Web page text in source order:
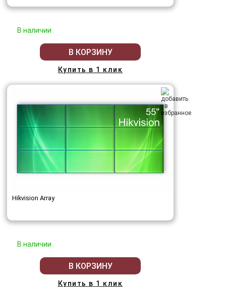
В наличии
В КОРЗИНУ
Купить в 1 клик
Hikvision Array
В наличии
В КОРЗИНУ
Купить в 1 клик